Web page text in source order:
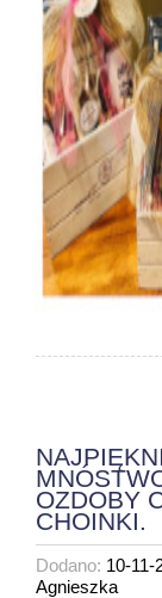
OZDOBY
CHOINKI.
Dodano: 10-11-
Agnieszka